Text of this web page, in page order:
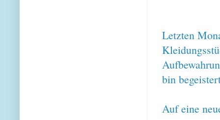
Letzten
bin
Auf eine